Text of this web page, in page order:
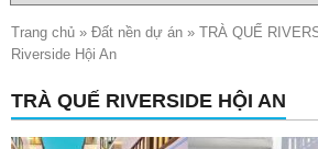
Trang chủ » Đất nền dự án » TRÀ QUẾ
Riverside Hội An
TRÀ QUẾ RIVERSIDE HỘI AN